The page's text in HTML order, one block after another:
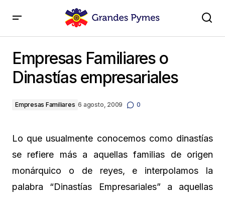
Empresas Familiares o
Dinastías empresariales
Empresas Familiares 6 agosto, 2009 0
Lo que usualmente conocemos como dinastías
se refiere más a aquellas familias de origen
monárquico o de reyes, e interpolamos la
palabra “Dinastías Empresariales” a aquellas